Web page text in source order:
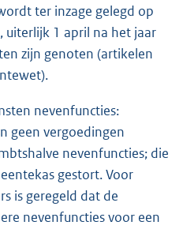
ter inzage gelegd op
uiterlijk 1 april na het jaar
zijn genoten (artikelen
nevenfuncties:
geen vergoedingen
nevenfuncties; die
gestort. Voor
is geregeld dat de
nevenfuncties voor een